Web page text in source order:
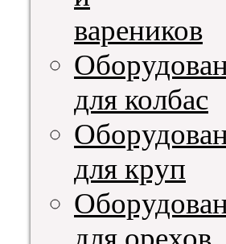
вареников
для колбас
для круп